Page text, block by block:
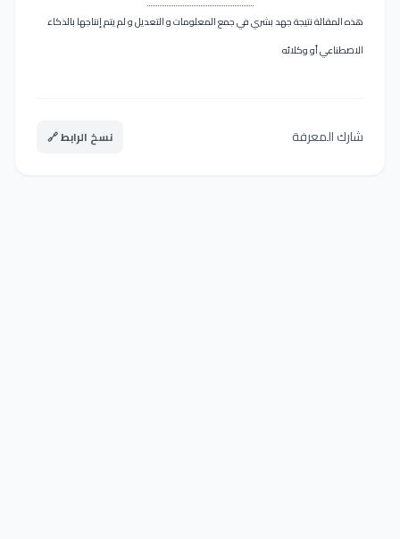
هذه المقالة نتيجة جهد بشري في جمع المعلومات و التعديل و لم يتم إنتاجها بالذكاء
الاصطناعي أو وكلائه
شارك المعرفة نسخ الرابط 🔗